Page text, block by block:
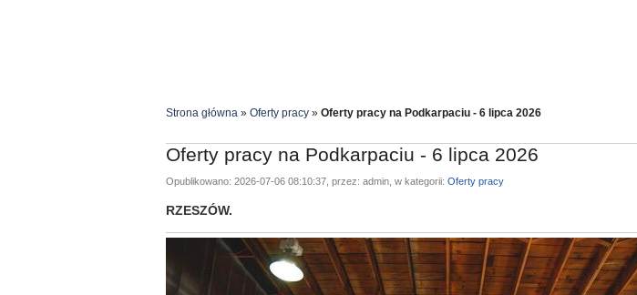
Strona główna » Oferty pracy » Oferty pracy na Podkarpaciu - 6 lipca 2026
Oferty pracy na Podkarpaciu - 6 lipca 2026
Opublikowano: 2026-07-06 08:10:37, przez: admin, w kategorii: Oferty pracy
RZESZÓW.